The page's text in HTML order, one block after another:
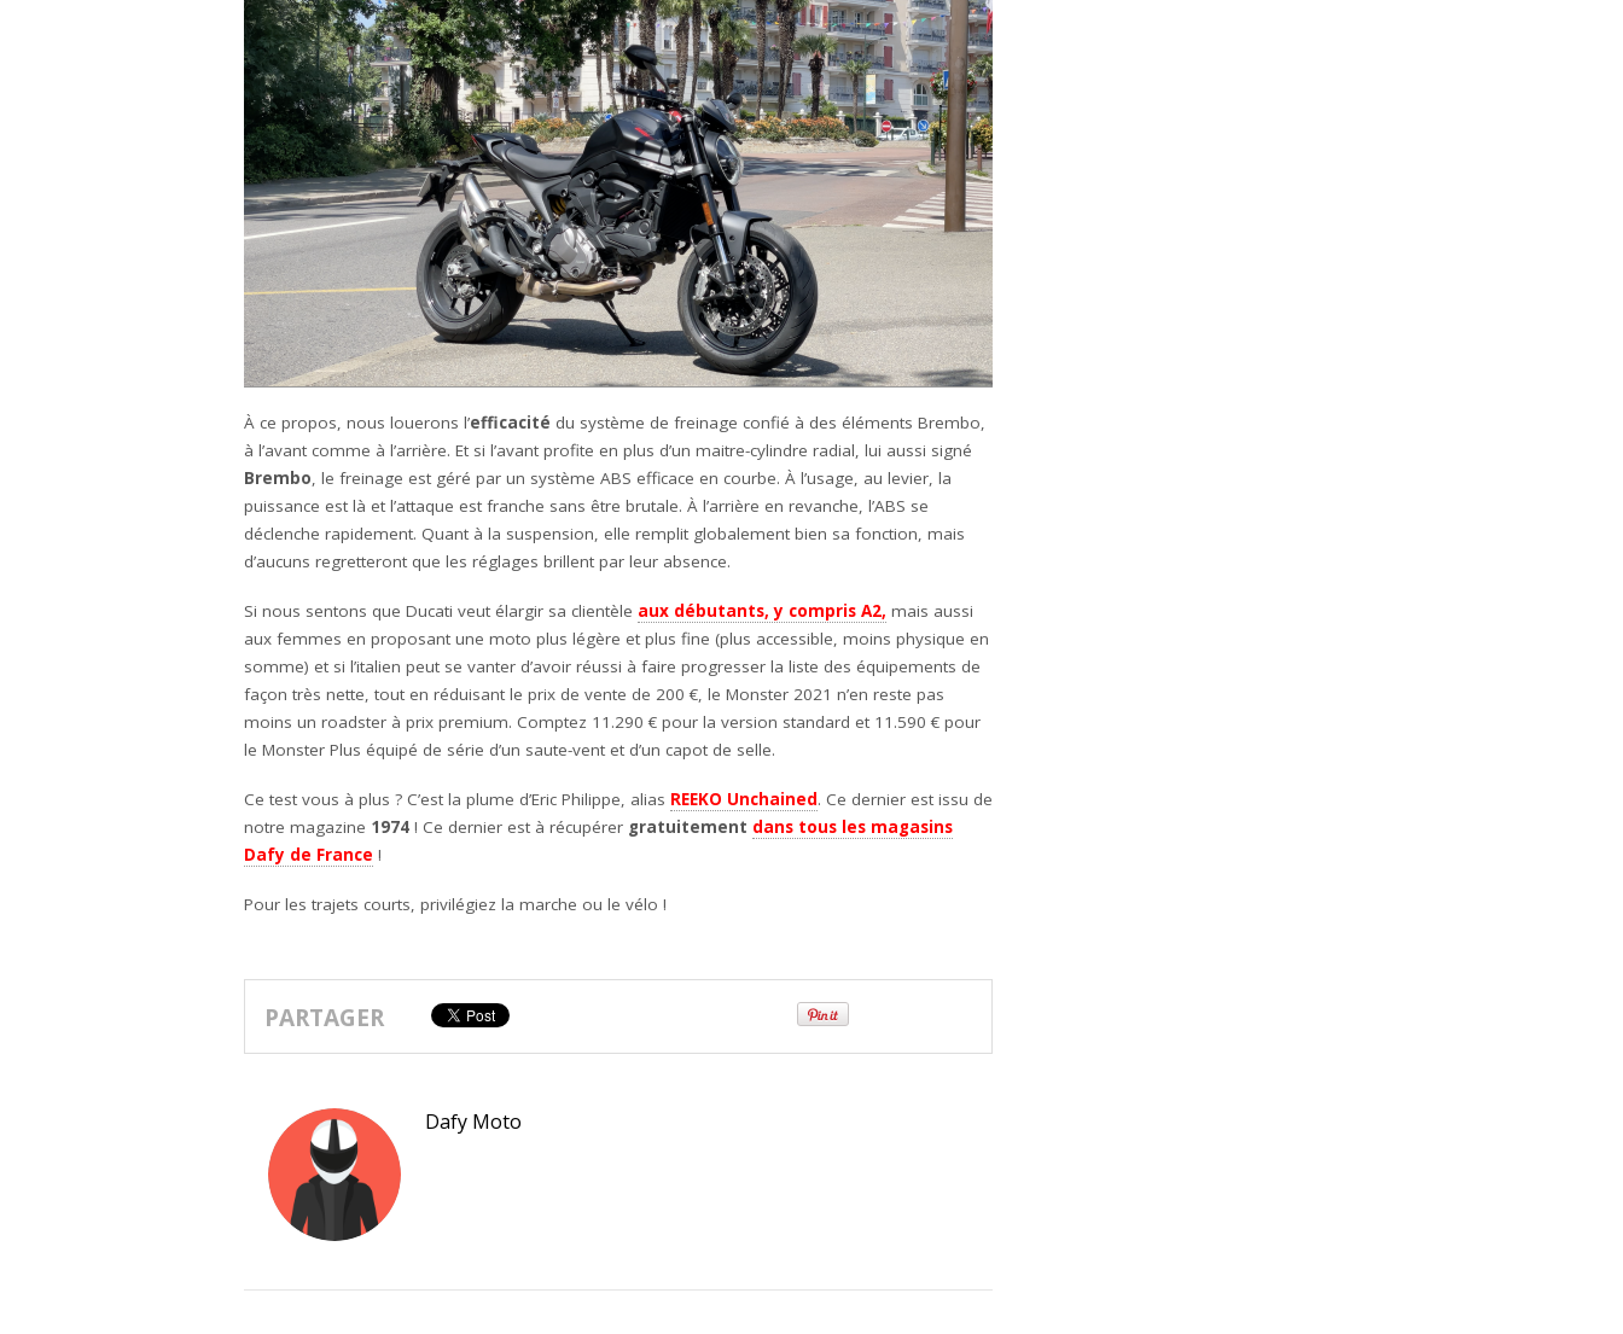
À ce propos, nous louerons l’efficacité du système de freinage confié à des éléments Brembo,
à l’avant comme à l’arrière. Et si l’avant profite en plus d’un maitre-cylindre radial, lui aussi signé
Brembo, le freinage est géré par un système ABS efficace en courbe. À l’usage, au levier, la
puissance est là et l’attaque est franche sans être brutale. À l’arrière en revanche, l’ABS se
déclenche rapidement. Quant à la suspension, elle remplit globalement bien sa fonction, mais
d’aucuns regretteront que les réglages brillent par leur absence.
Si nous sentons que Ducati veut élargir sa clientèle aux débutants, y compris A2, mais aussi
aux femmes en proposant une moto plus légère et plus fine (plus accessible, moins physique en
somme) et si l’italien peut se vanter d’avoir réussi à faire progresser la liste des équipements de
façon très nette, tout en réduisant le prix de vente de 200 €, le Monster 2021 n’en reste pas
moins un roadster à prix premium. Comptez 11.290 € pour la version standard et 11.590 € pour
le Monster Plus équipé de série d’un saute-vent et d’un capot de selle.
Ce test vous à plus ? C’est la plume d’Eric Philippe, alias REEKO Unchained. Ce dernier est issu de
notre magazine 1974 ! Ce dernier est à récupérer gratuitement dans tous les magasins
Dafy de France !
Pour les trajets courts, privilégiez la marche ou le vélo !
PARTAGER
Dafy Moto